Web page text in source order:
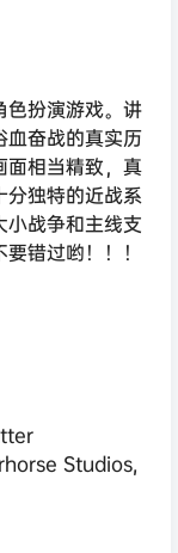
色扮演游戏。讲
血奋战的真实历
面相当精致，真
分独特的近战系
小战争和主线支
错过哟！！！
Studios,